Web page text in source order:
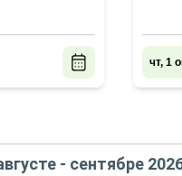
чт, 1
- сентябре